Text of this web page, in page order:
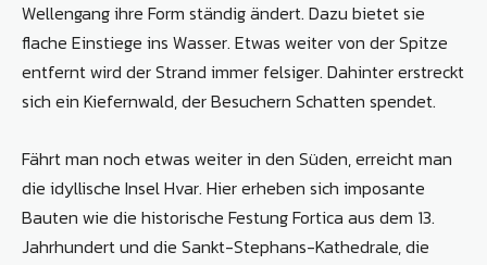
Wellengang ihre Form ständig ändert. Dazu bietet sie
flache Einstiege ins Wasser. Etwas weiter von der Spitze
entfernt wird der Strand immer felsiger. Dahinter erstreckt
sich ein Kiefernwald, der Besuchern Schatten spendet.
Fährt man noch etwas weiter in den Süden, erreicht man
die idyllische Insel Hvar. Hier erheben sich imposante
Bauten wie die historische Festung Fortica aus dem 13.
Jahrhundert und die Sankt-Stephans-Kathedrale, die